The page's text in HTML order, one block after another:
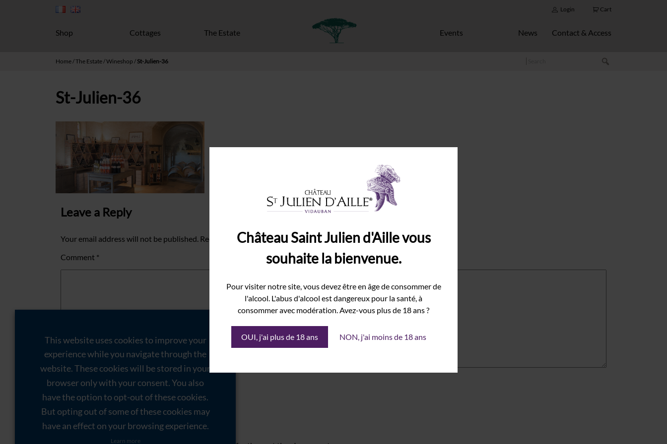
Château Saint Julien d'Aille vous
souhaite la bienvenue.
Pour visiter notre site, vous devez être en âge de consommer de
l'alcool. L'abus d'alcool est dangereux pour la santé, à
consommer avec modération. Avez-vous plus de 18 ans ?
OUI, j'ai plus de 18 ans NON, j'ai moins de 18 ans
Login Cart
Shop Cottages The Estate Contact & Access
News
Events
Home/The Estate/Wineshop /St-Julien-36
Search
St-Julien-36
Leave a Reply
Your email address will not be published. Required fields are marked*
Comment *
Name*
*
Website
This website uses cookies to improve your
experience while you navigate through the
website. These cookies will be stored in your
browser only with your consent. You also
have the option to opt-out of these cookies.
But opting out of some of these cookies may
have an effect on your browsing experience.
Learn more